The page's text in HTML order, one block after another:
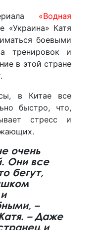
«Водная
«Украина» Катя
боевыми
тренировок и
в этой стране
в Китае все
быстро, что,
стресс и
очень
Они все
бегут,
–
– Даже
и